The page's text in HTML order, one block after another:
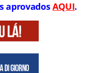
aprovadosAQUI.